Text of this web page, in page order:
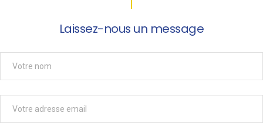
Laissez-nous un message